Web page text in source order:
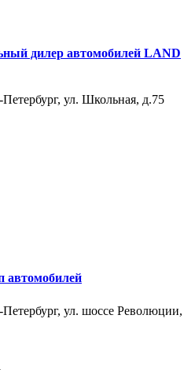
дилер автомобилей LAND
ул. Школьная, д.75
автомобилей
ул. шоссе Революции,